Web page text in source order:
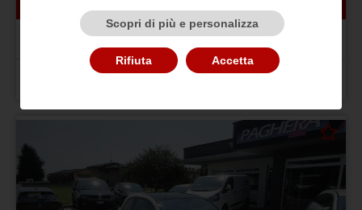
166000 km ibrida_gasolio 10/2022
BMW Serie 5(G30/31/F90)
520d 48V Touring Msport
Prezzo 24.900,00 €
Scopri di più e personalizza
Rifiuta Accetta